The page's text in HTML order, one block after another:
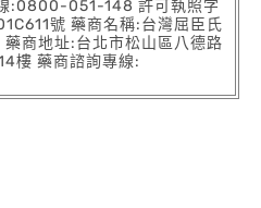
:0800-051-148 許可執照字
號 藥商名稱:台灣屈臣氏
商地址:台北市松山區八德路
樓 藥商諮詢專線: